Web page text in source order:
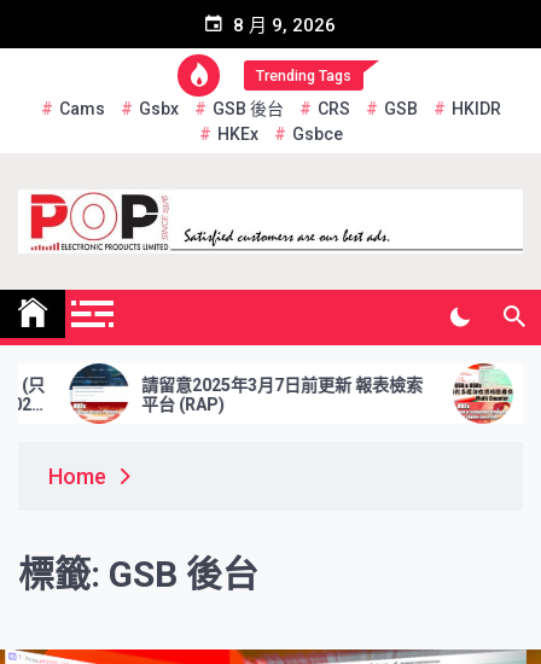
8 月 9, 2026
Trending Tags
Cams Gsbx GSB 後台 CRS GSB
HKIDR
HKEx
Gsbce
Pop Electronic Products
Limited
請留意2025年3月7日前更新 報表檢索
平台 (RAP)
於2025年2
資格證券交
Home
標籤: GSB 後台